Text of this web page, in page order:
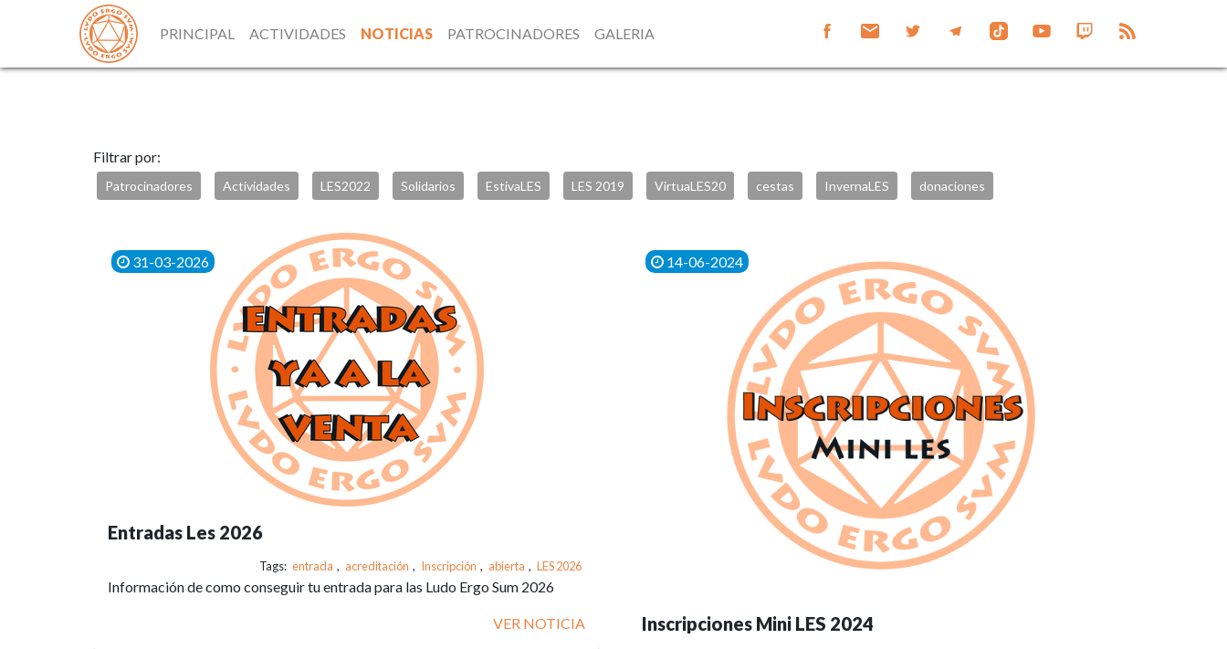
PRINCIPAL ACTIVIDADES NOTICIAS PATROCINADORES GALERIA
Filtrar por:
Patrocinadores Actividades LES2022 Solidarios EstivaLES LES 2019 VirtuaLES20 cestas InvernaLES donaciones
31-03-2026
Entradas Les 2026
Tags: entrada , acreditación , Inscripción , abierta , LES 2026
Información de como conseguir tu entrada para las Ludo Ergo Sum 2026
VER NOTICIA
14-06-2024
Inscripciones Mini LES 2024